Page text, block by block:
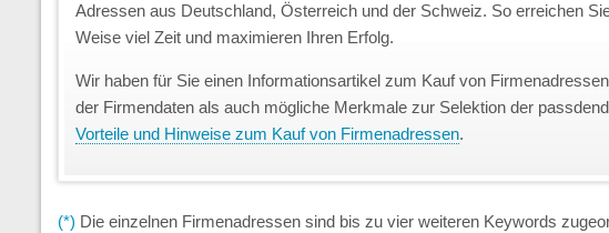
Adressen aus Deutschland, Österreich und der Schweiz. So erreichen
Weise viel Zeit und maximieren Ihren Erfolg.
Wir haben für Sie einen Informationsartikel zum Kauf von
der Firmendaten als auch mögliche Merkmale zur Selektion der
Vorteile und Hinweise zum Kauf von Firmenadressen.
(*) Die einzelnen Firmenadressen sind bis zu vier weiteren Keywords